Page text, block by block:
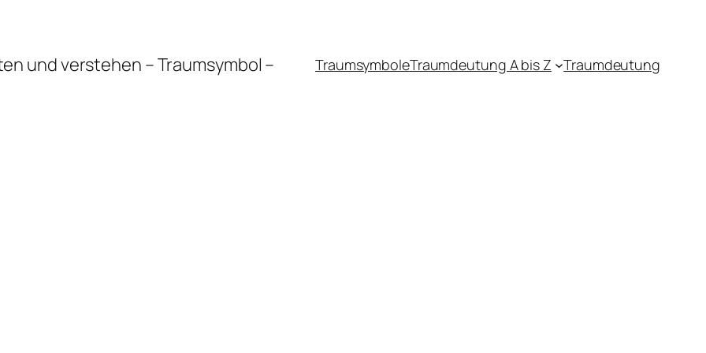
und verstehen – Traumsymbol – TraumsymboleTraumdeutung A bis Z Traumdeutung